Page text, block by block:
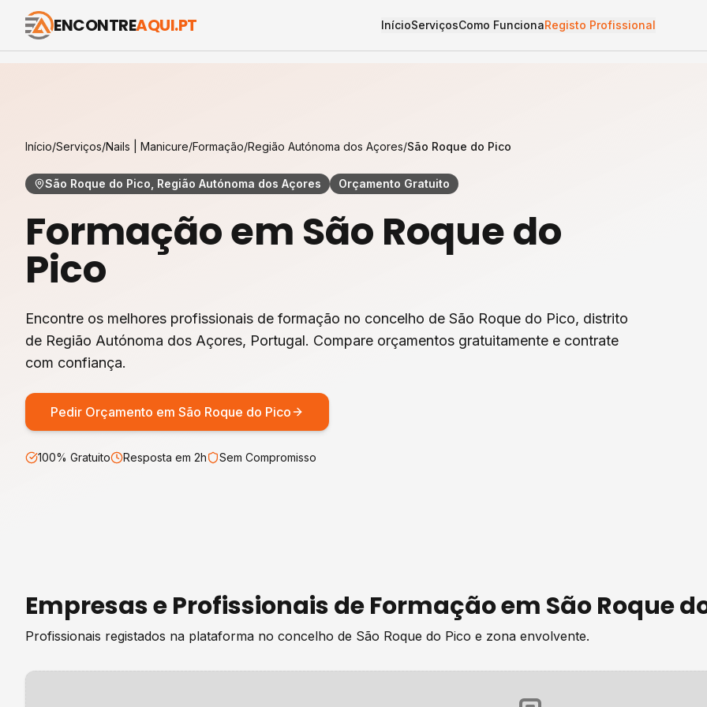
ENCONTREAQUI.PT InícioServiçosComo FuncionaRegisto Profissional
Início/Serviços/Nails | Manicure/Formação/Região Autónoma dos Açores/São Roque do Pico
São Roque do Pico, Região Autónoma dos Açores Orçamento Gratuito
Formaçãoem São Roque do
Pico
Encontre os melhores profissionais de formação no concelho de São Roque do Pico, distrito
de Região Autónoma dos Açores, Portugal. Compare orçamentos gratuitamente e contrate
com confiança.
Pedir Orçamento em São Roque do Pico
100% Gratuito Resposta em 2h Sem Compromisso
Empresas e Profissionais deFormaçãoem São Roque
Profissionais registados na plataforma no concelho de São Roque do Pico e zona envolvente.